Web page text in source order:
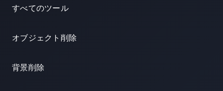
すべてのツール
オブジェクト削除
背景削除